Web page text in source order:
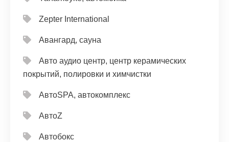
Zepter International
Авангард, сауна
Авто аудио центр, центр керамических
покрытий, полировки и химчистки
АвтоSPA, автокомплекс
АвтоZ
Автобокс